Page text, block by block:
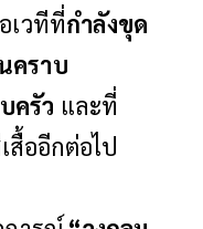
เวทีที่กำลังขุด
คราบ
ครัว และที่
สื้ออีกต่อไป